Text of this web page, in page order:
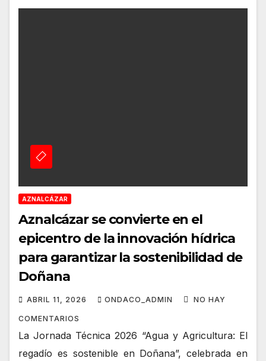
AZNALCÁZAR
Aznalcázar se convierte en el
epicentro de la innovación hídrica
para garantizar la sostenibilidad de
Doñana
ABRIL 11, 2026 ONDACO_ADMIN NO HAY
COMENTARIOS
La Jornada Técnica 2026 “Agua y Agricultura: El
regadío es sostenible en Doñana”, celebrada en